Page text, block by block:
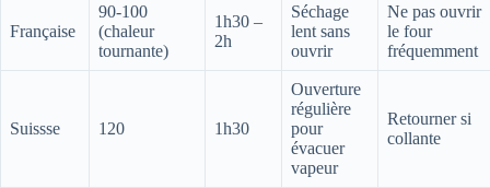
Française
90-100
(chaleur
tournante)
1h30 –
2h
Séchage
lent sans
ouvrir
Ne pas ouvrir
le four
fréquemment
Suissse 120 1h30
Ouverture
régulière
pour
évacuer
vapeur
Retourner si
collante